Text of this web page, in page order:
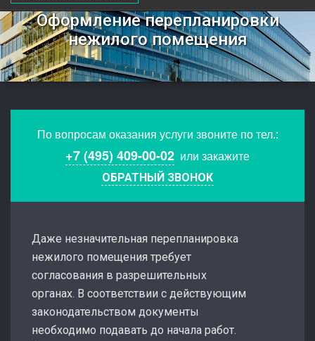
Оформление перепланировки
нежилого помещения
По вопросам оказания услуги звоните по тел.:
+7 (495) 409-00-02 или закажите
ОБРАТНЫЙ ЗВОНОК
Даже незначительная перепланировка
нежилого помещения требует
согласования в разрешительных
органах. В соответствии с действующим
законодательством документы
необходимо подавать до начала работ.